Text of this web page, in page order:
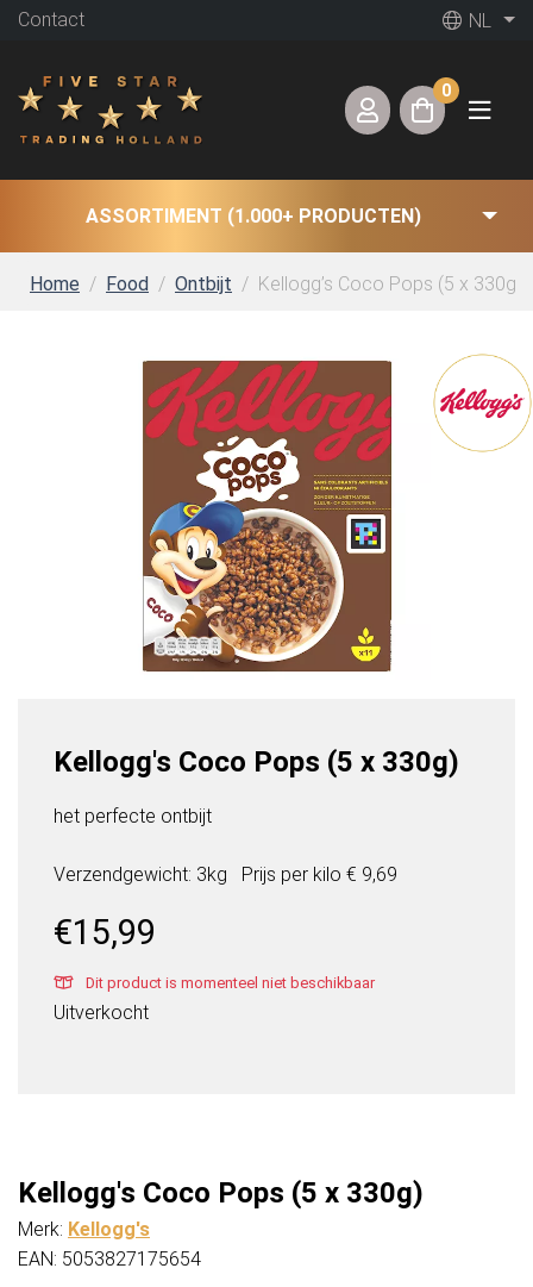
Contact NL
0
ASSORTIMENT (1.000+ PRODUCTEN)
Home Food Ontbijt Kellogg’s Coco Pops (5 x 330g)
Kellogg's Coco Pops (5 x 330g)
het perfecte ontbijt
Verzendgewicht: 3kg Prijs per kilo € 9,69
€15,99
Dit product is momenteel niet beschikbaar
Uitverkocht
Kellogg's Coco Pops (5 x 330g)
Merk: Kellogg's
EAN: 5053827175654